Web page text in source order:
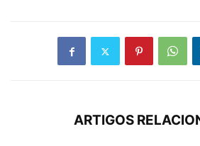
ARTIGOS